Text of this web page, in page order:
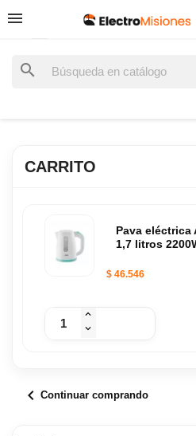
search
CARRITO
Pava eléctrica
1,7 litros
$ 46.546
chevron_left Continuar comprando